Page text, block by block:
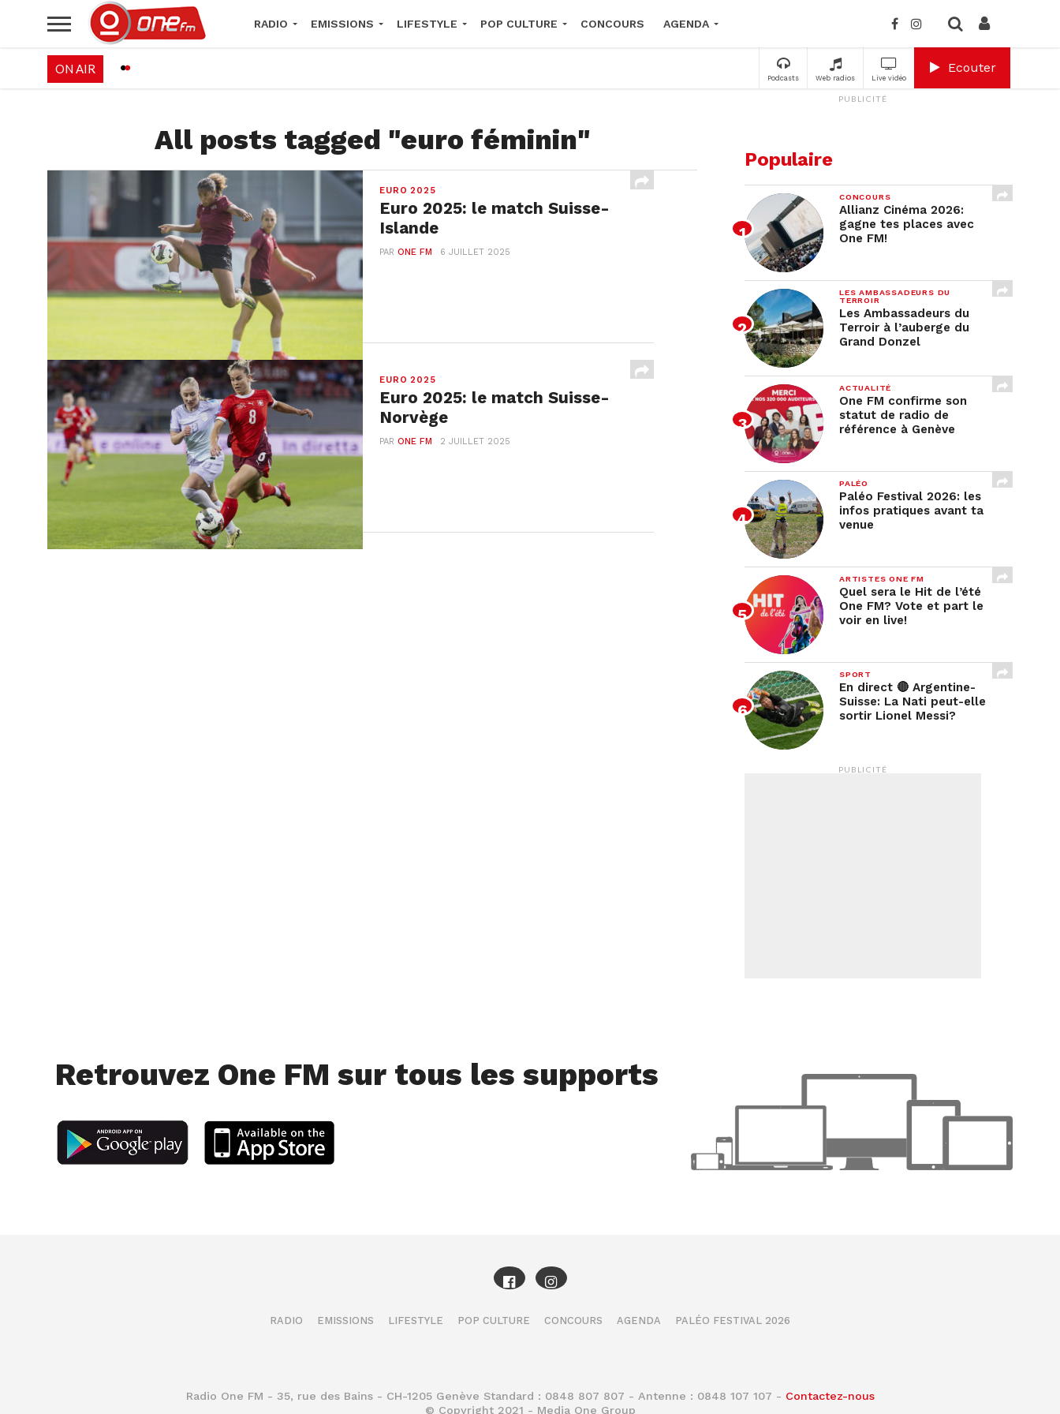
RADIO EMISSIONS LIFESTYLE POP CULTURE CONCOURS AGENDA
Podcasts Web radios Live vidéo
Ecouter
ON AIR
All posts tagged "euro féminin"
EURO 2025
Euro 2025: le match Suisse-
Islande
PARONE FM 6 JUILLET 2025
EURO 2025
Euro 2025: le match Suisse-
Norvège
PARONE FM 2 JUILLET 2025
PUBLICITÉ
Populaire
CONCOURS
Allianz Cinéma 2026:
gagne tes places avec
One FM!
LES AMBASSADEURS DU
TERROIR
Les Ambassadeurs du
Terroir à l’auberge du
Grand Donzel
ACTUALITÉ
One FM confirme son
statut de radio de
référence à Genève
PALÉO
Paléo Festival 2026: les
infos pratiques avant ta
venue
ARTISTES ONE FM
Quel sera le Hit de l’été
One FM? Vote et part le
voir en live!
SPORT
En direct 🔴 Argentine-
Suisse: La Nati peut-elle
sortir Lionel Messi?
PUBLICITÉ
Retrouvez One FM sur tous les supports
RADIO EMISSIONS LIFESTYLE POP CULTURE CONCOURS AGENDA PALÉO FESTIVAL 2026
Radio One FM - 35, rue des Bains - CH-1205 Genève Standard : 0848 807 807 - Antenne : 0848 107 107 - Contactez-nous
© Copyright 2021 - Media One Group